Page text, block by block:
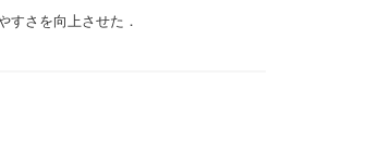
すさを向上させた．